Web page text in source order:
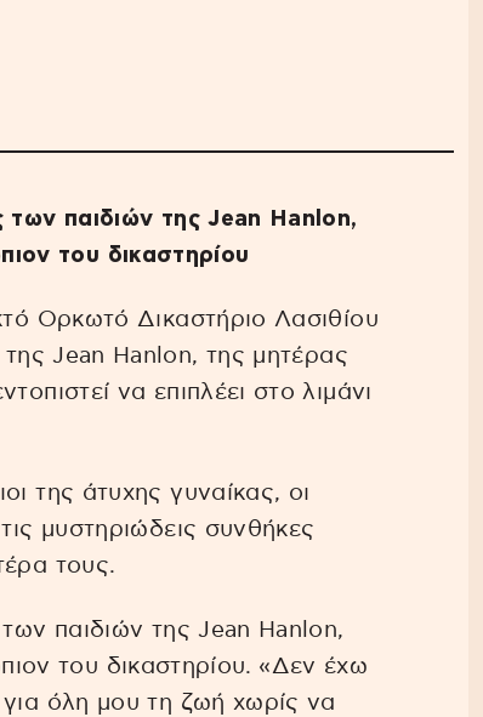
των παιδιών της Jean Hanlon,
του δικαστηρίου
Ορκωτό Δικαστήριο Λασιθίου
Jean Hanlon, της μητέρας
να επιπλέει στο λιμάνι
της άτυχης γυναίκας, οι
μυστηριώδεις συνθήκες
τους.
των παιδιών της Jean Hanlon,
του δικαστηρίου. «Δεν έχω
όλη μου τη ζωή χωρίς να